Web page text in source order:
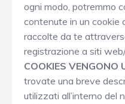
ogni modo, potremmo
contenute in un cookie
raccolte da te
registrazione a siti
COOKIES VENGONO
trovate una breve
utilizzati all’interno del